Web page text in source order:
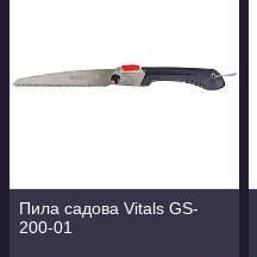
Пила садова Vitals GS-
200-01